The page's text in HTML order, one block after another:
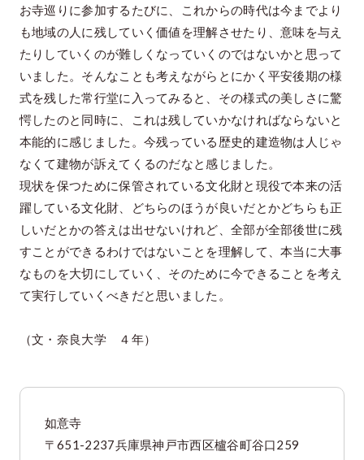
お寺巡りに参加するたびに、これからの時代は今までより
も地域の人に残していく価値を理解させたり、意味を与え
たりしていくのが難しくなっていくのではないかと思って
いました。そんなことも考えながらとにかく平安後期の様
式を残した常行堂に入ってみると、その様式の美しさに驚
愕したのと同時に、これは残していかなければならないと
本能的に感じました。今残っている歴史的建造物は人じゃ
なくて建物が訴えてくるのだなと感じました。
現状を保つために保管されている文化財と現役で本来の活
躍している文化財、どちらのほうが良いだとかどちらも正
しいだとかの答えは出せないけれど、全部が全部後世に残
すことができるわけではないことを理解して、本当に大事
なものを大切にしていく、そのために今できることを考え
て実行していくべきだと思いました。
（文・奈良大学 ４年）
如意寺
〒651-2237兵庫県神戸市西区櫨谷町谷口259